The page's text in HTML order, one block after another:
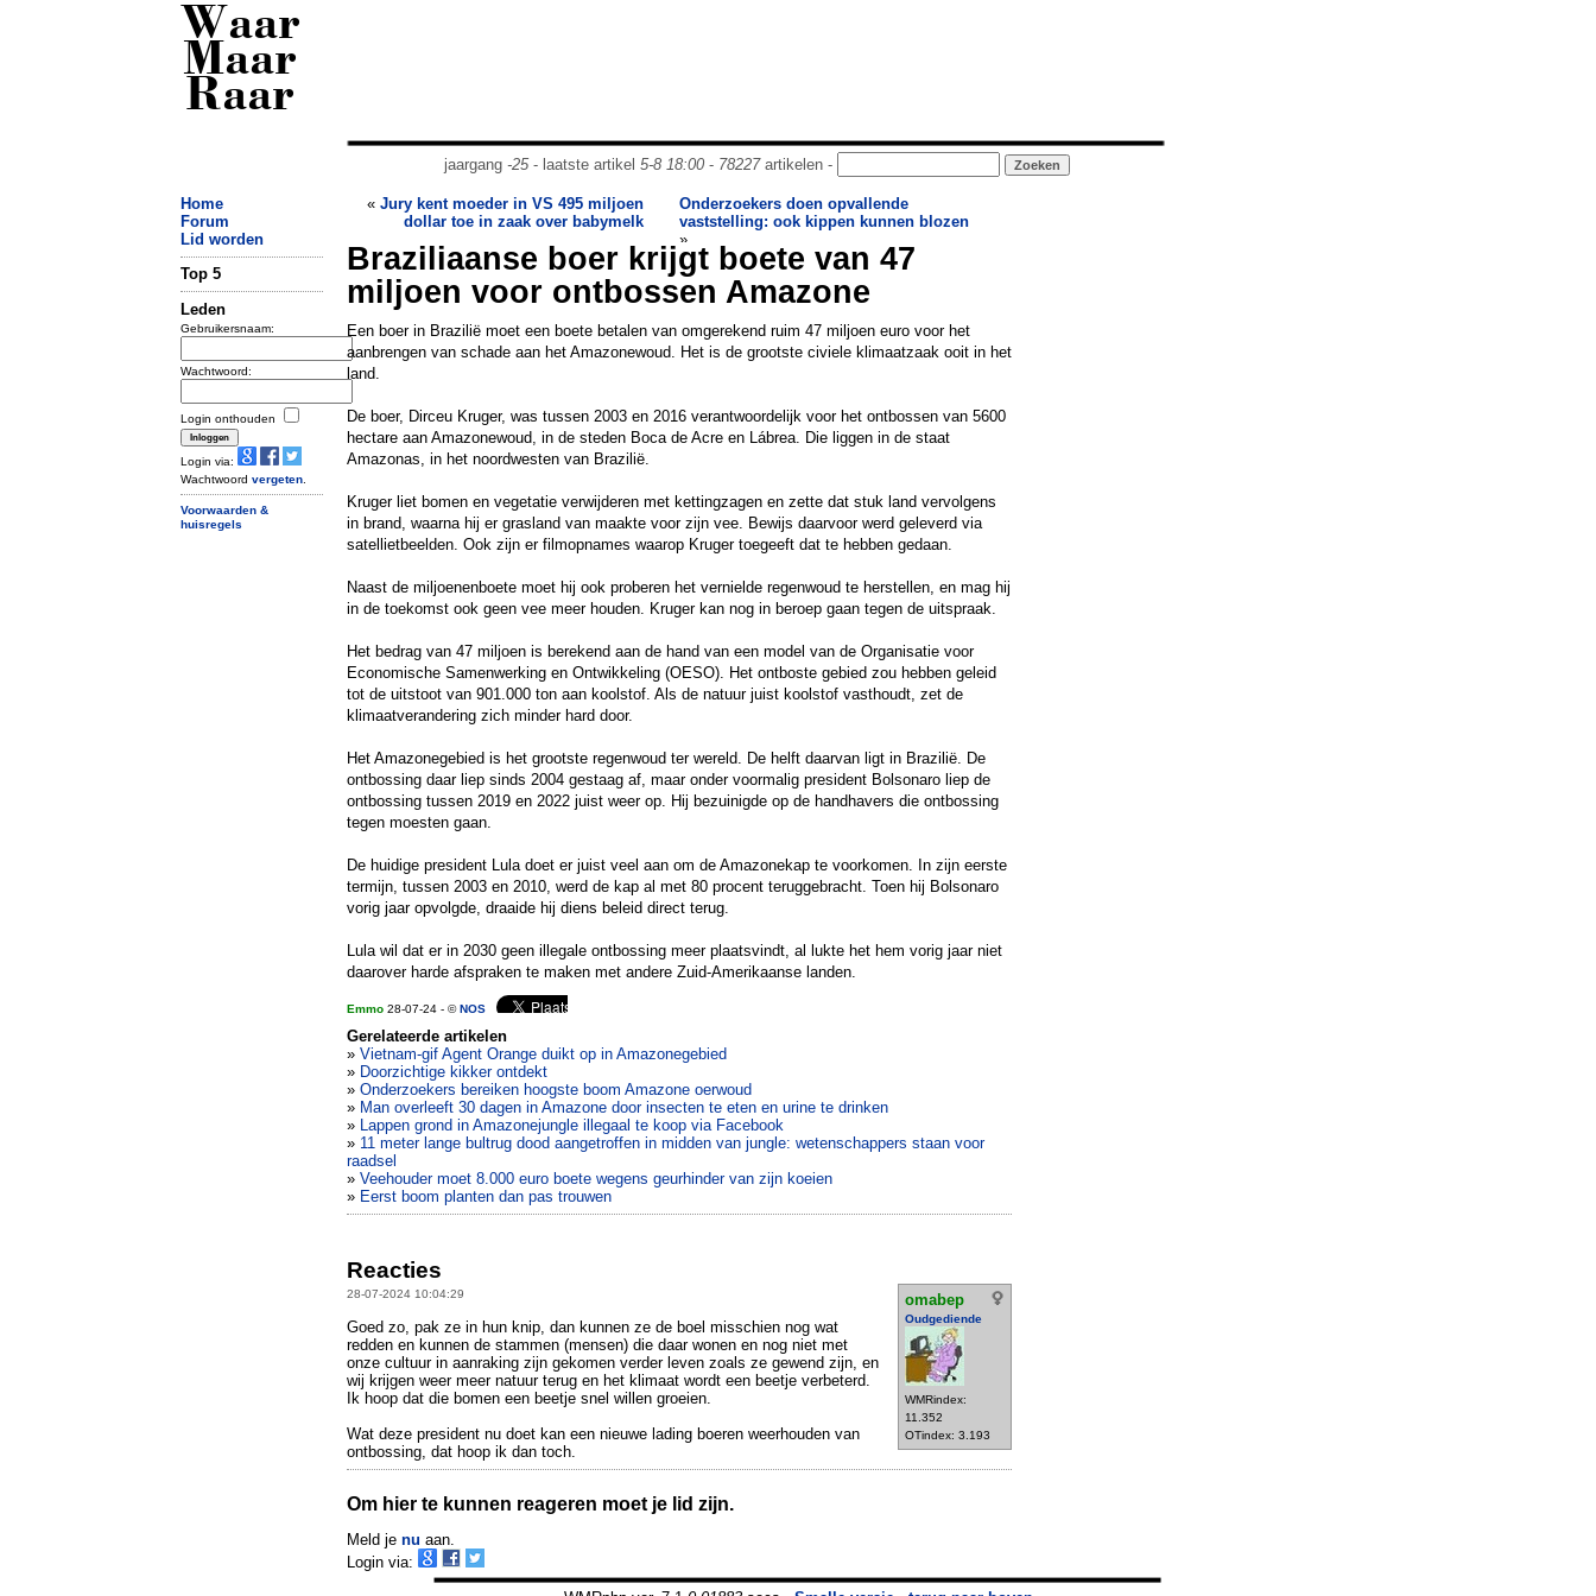
Waar
Maar
Raar
jaargang -25- laatste artikel 5-8 18:00- 78227artikelen -
Home
Forum
Lid worden
Top 5
Leden
Gebruikersnaam:
Wachtwoord:
Login onthouden
Login via:
Wachtwoord vergeten
Voorwaarden &
huisregels
« Jury kent moeder in VS 495 miljoen
dollar toe in zaak over babymelk
Onderzoekers doen opvallende
vaststelling: ook kippen kunnen blozen
»
Braziliaanse boer krijgt boete van 47
miljoen voor ontbossen Amazone
Een boer in Brazilië moet een boete betalen van omgerekend ruim 47 miljoen euro voor het
aanbrengen van schade aan het Amazonewoud. Het is de grootste civiele klimaatzaak ooit in het
land.
De boer, Dirceu Kruger, was tussen 2003 en 2016 verantwoordelijk voor het ontbossen van 5600
hectare aan Amazonewoud, in de steden Boca de Acre en Lábrea. Die liggen in de staat
Amazonas, in het noordwesten van Brazilië.
Kruger liet bomen en vegetatie verwijderen met kettingzagen en zette dat stuk land vervolgens
in brand, waarna hij er grasland van maakte voor zijn vee. Bewijs daarvoor werd geleverd via
satellietbeelden. Ook zijn er filmopnames waarop Kruger toegeeft dat te hebben gedaan.
Naast de miljoenenboete moet hij ook proberen het vernielde regenwoud te herstellen, en mag hij
in de toekomst ook geen vee meer houden. Kruger kan nog in beroep gaan tegen de uitspraak.
Het bedrag van 47 miljoen is berekend aan de hand van een model van de Organisatie voor
Economische Samenwerking en Ontwikkeling (OESO). Het ontboste gebied zou hebben geleid
tot de uitstoot van 901.000 ton aan koolstof. Als de natuur juist koolstof vasthoudt, zet de
klimaatverandering zich minder hard door.
Het Amazonegebied is het grootste regenwoud ter wereld. De helft daarvan ligt in Brazilië. De
ontbossing daar liep sinds 2004 gestaag af, maar onder voormalig president Bolsonaro liep de
ontbossing tussen 2019 en 2022 juist weer op. Hij bezuinigde op de handhavers die ontbossing
tegen moesten gaan.
De huidige president Lula doet er juist veel aan om de Amazonekap te voorkomen. In zijn eerste
termijn, tussen 2003 en 2010, werd de kap al met 80 procent teruggebracht. Toen hij Bolsonaro
vorig jaar opvolgde, draaide hij diens beleid direct terug.
Lula wil dat er in 2030 geen illegale ontbossing meer plaatsvindt, al lukte het hem vorig jaar niet
daarover harde afspraken te maken met andere Zuid-Amerikaanse landen.
Emmo 28-07-24 - ©NOS
Gerelateerde artikelen
» Vietnam-gif Agent Orange duikt op in Amazonegebied
» Doorzichtige kikker ontdekt
» Onderzoekers bereiken hoogste boom Amazone oerwoud
» Man overleeft 30 dagen in Amazone door insecten te eten en urine te drinken
» Lappen grond in Amazonejungle illegaal te koop via Facebook
» 11 meter lange bultrug dood aangetroffen in midden van jungle: wetenschappers staan voor
raadsel
» Veehouder moet 8.000 euro boete wegens geurhinder van zijn koeien
» Eerst boom planten dan pas trouwen
Reacties
28-07-2024 10:04:29 omabep
Oudgediende
WMRindex:
11.352
OTindex: 3.193
Goed zo, pak ze in hun knip, dan kunnen ze de boel misschien nog wat
redden en kunnen de stammen (mensen) die daar wonen en nog niet met
onze cultuur in aanraking zijn gekomen verder leven zoals ze gewend zijn, en
wij krijgen weer meer natuur terug en het klimaat wordt een beetje verbeterd.
Ik hoop dat die bomen een beetje snel willen groeien.
Wat deze president nu doet kan een nieuwe lading boeren weerhouden van
ontbossing, dat hoop ik dan toch.
Om hier te kunnen reageren moet je lid zijn.
Meld je nu aan.
Login via: